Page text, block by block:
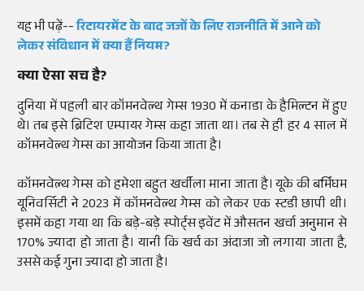
यह भी पढ़ें--रिटायरमेंट के बाद जजों के लिए राजनीति में आने को
लेकर संविधान में क्या हैं नियम?
क्या ऐसा सच है?
दुनिया में पहली बार कॉमनवेल्थ गेम्स 1930 में कनाडा के हैमिल्टन में हुए
थे। तब इसे ब्रिटिश एम्पायर गेम्स कहा जाता था। तब से ही हर 4 साल में
कॉमनवेल्थ गेम्स का आयोजन किया जाता है।
कॉमनवेल्थ गेम्स को हमेशा बहुत खर्चीला माना जाता है। यूके की बर्मिंघम
यूनिवर्सिटी ने 2023 में कॉमनवेल्थ गेम्स को लेकर एक स्टडी छापी थी।
इसमें कहा गया था कि बड़े-बड़े स्पोर्ट्स इवेंट में औसतन खर्चा अनुमान से
170% ज्यादा हो जाता है। यानी कि खर्च का अंदाजा जो लगाया जाता है,
उससे कई गुना ज्यादा हो जाता है।